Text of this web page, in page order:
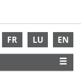
FR LU EN